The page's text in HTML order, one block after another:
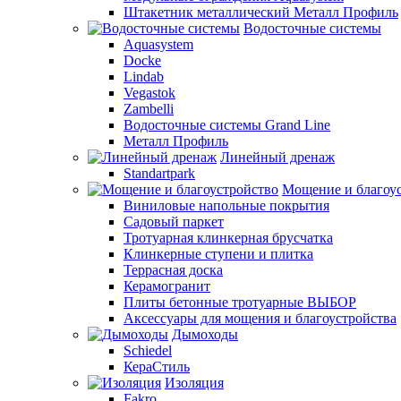
Штакетник металлический Металл Профиль
Водосточные системы
Aquasystem
Docke
Lindab
Vegastok
Zambelli
Водосточные системы Grand Line
Металл Профиль
Линейный дренаж
Standartpark
Мощение и
Виниловые напольные покрытия
Садовый паркет
Тротуарная клинкерная брусчатка
Клинкерные ступени и плитка
Террасная доска
Керамогранит
Плиты бетонные тротуарные ВЫБОР
Аксессуары для мощения и благоустройства
Дымоходы
Schiedel
КераСтиль
Изоляция